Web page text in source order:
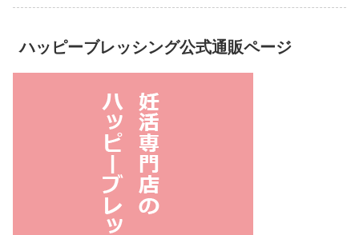
ハッピーブレッシング公式通販ページ